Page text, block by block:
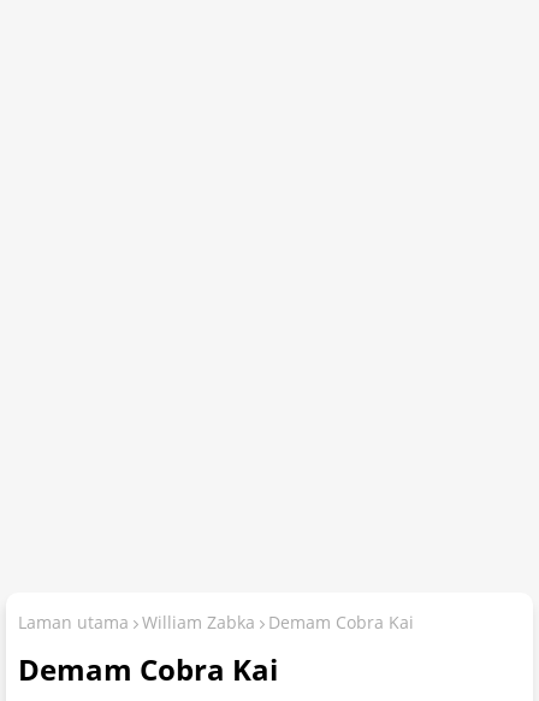
Laman utama William Zabka Demam Cobra Kai
Demam Cobra Kai